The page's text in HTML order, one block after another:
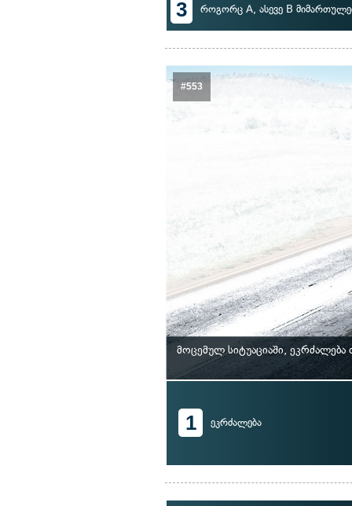
3 როგორც A, ასევე B
#553
მოცემულ სიტუაციაში,
1 ეკრძალება